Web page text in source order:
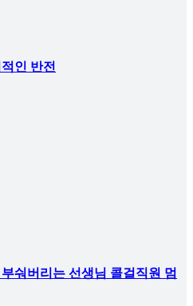
인 반전
숴버리는 선생님 콜걸직원 멈